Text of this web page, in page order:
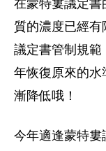
在蒙特婁議定書
質的濃度已經
議定書管制規
年恢復原來的水
漸降低哦！
今年適逢蒙特婁